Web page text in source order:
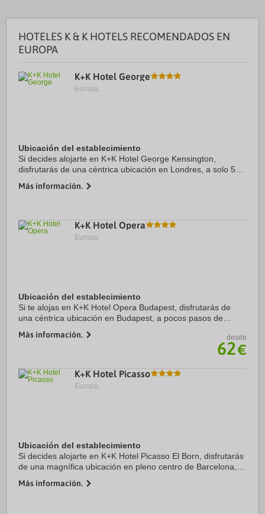
HOTELES K & K HOTELS RECOMENDADOS EN
EUROPA
K+K Hotel George
Europa.
Ubicación del establecimiento
Si decides alojarte en K+K Hotel George Kensington,
disfrutarás de una céntrica ubicación en Londres, a solo 5
Buckingham. Además, este hotel se encuentra a ...
Más información.
K+K Hotel Opera
Europa.
Ubicación del establecimiento
Si te alojas en K+K Hotel Opera Budapest, disfrutarás de
una céntrica ubicación en Budapest, a pocos pasos de
San Esteban. Además, este hotel se ...
Más información. desde
62€
K+K Hotel Picasso
Europa.
Ubicación del establecimiento
Si decides alojarte en K+K Hotel Picasso El Born, disfrutarás
de una magnífica ubicación en pleno centro de Barcelona, a
Además, este hotel de 4 ...
Más información.